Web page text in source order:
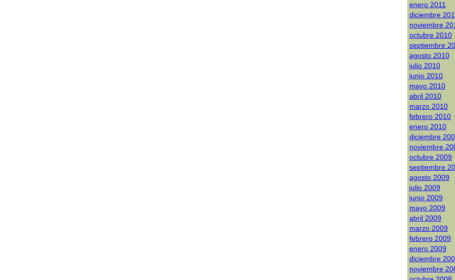
enero 2011
diciembre
noviembre
octubre 2010
septiembre
agosto 2010
julio 2010
junio 2010
mayo 2010
abril 2010
marzo 2010
febrero 2010
enero 2010
diciembre
noviembre
octubre 2009
septiembre
agosto 2009
julio 2009
junio 2009
mayo 2009
abril 2009
marzo 2009
febrero 2009
enero 2009
diciembre
noviembre